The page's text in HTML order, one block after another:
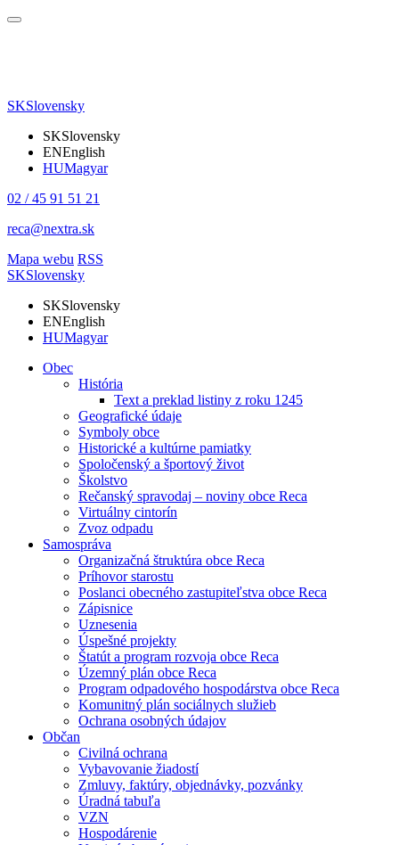
SKSlovensky
SKSlovensky
ENEnglish
HUMagyar
02 / 45 91 51 21
reca@nextra.sk
Mapa webu RSS
SKSlovensky
SKSlovensky
ENEnglish
HUMagyar
Obec
História
Text a preklad listiny z roku 1245
Geografické údaje
Symboly obce
Historické a kultúrne pamiatky
Spoločenský a športový život
Školstvo
Rečanský spravodaj – noviny obce Reca
Virtuálny cintorín
Zvoz odpadu
Samospráva
Organizačná štruktúra obce Reca
Príhovor starostu
Poslanci obecného zastupiteľstva obce Reca
Zápisnice
Uznesenia
Úspešné projekty
Štatút a program rozvoja obce Reca
Územný plán obce Reca
Program odpadového hospodárstva obce Reca
Komunitný plán sociálnych služieb
Ochrana osobných údajov
Občan
Civilná ochrana
Vybavovanie žiadostí
Zmluvy, faktúry, objednávky, pozvánky
Úradná tabuľa
VZN
Hospodárenie